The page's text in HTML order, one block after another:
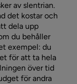
av slentrian.
det kostar och
dela upp
du behåller
exempel: du
för att ta hela
över tid
för andra